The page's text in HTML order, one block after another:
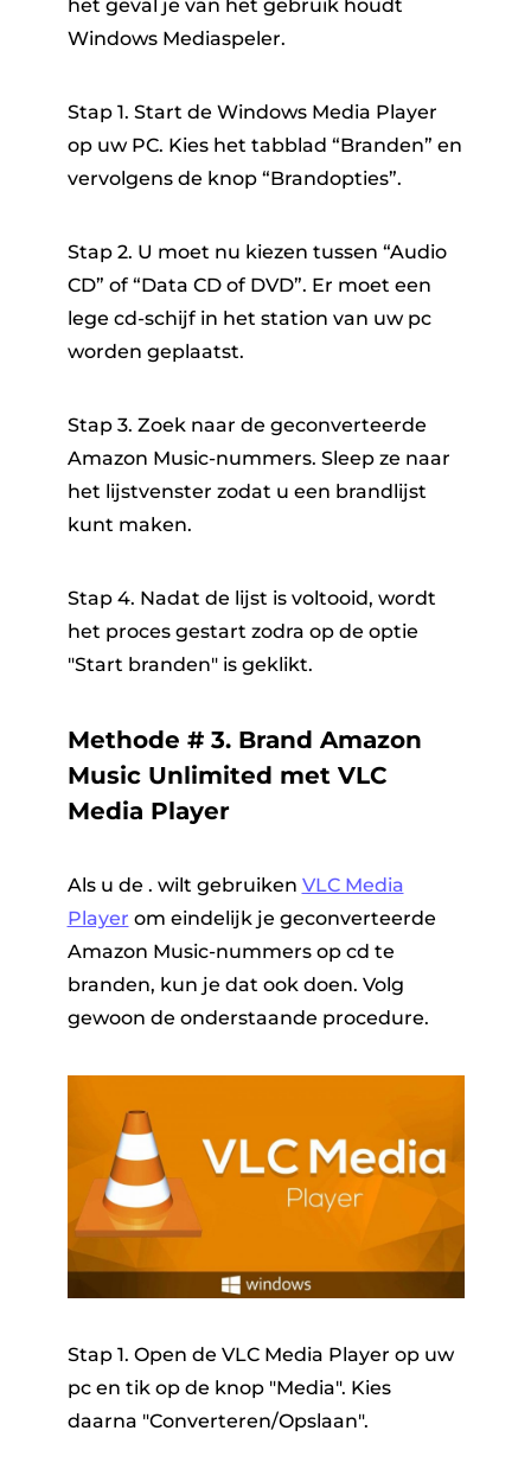
het geval je van het gebruik houdt
Windows Mediaspeler.
Stap 1. Start de Windows Media Player
op uw PC. Kies het tabblad “Branden” en
vervolgens de knop “Brandopties”.
Stap 2. U moet nu kiezen tussen “Audio
CD” of “Data CD of DVD”. Er moet een
lege cd-schijf in het station van uw pc
worden geplaatst.
Stap 3. Zoek naar de geconverteerde
Amazon Music-nummers. Sleep ze naar
het lijstvenster zodat u een brandlijst
kunt maken.
Stap 4. Nadat de lijst is voltooid, wordt
het proces gestart zodra op de optie
"Start branden" is geklikt.
Methode # 3. Brand Amazon
Music Unlimited met VLC
Media Player
Als u de . wilt gebruiken VLC Media
Player om eindelijk je geconverteerde
Amazon Music-nummers op cd te
branden, kun je dat ook doen. Volg
gewoon de onderstaande procedure.
Stap 1. Open de VLC Media Player op uw
pc en tik op de knop "Media". Kies
daarna "Converteren/Opslaan".